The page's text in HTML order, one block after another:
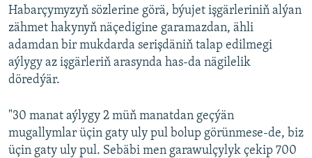
Habarçymyzyň sözlerine görä, býujet işgärleriniň alýan
zähmet hakynyň näçedigine garamazdan, ähli
adamdan bir mukdarda serişdäniň talap edilmegi
aýlygy az işgärleriň arasynda has-da nägilelik
döredýär.
"30 manat aýlygy 2 müň manatdan geçýän
mugallymlar üçin gaty uly pul bolup görünmese-de, biz
üçin gaty uly pul. Sebäbi men garawulçylyk çekip 700